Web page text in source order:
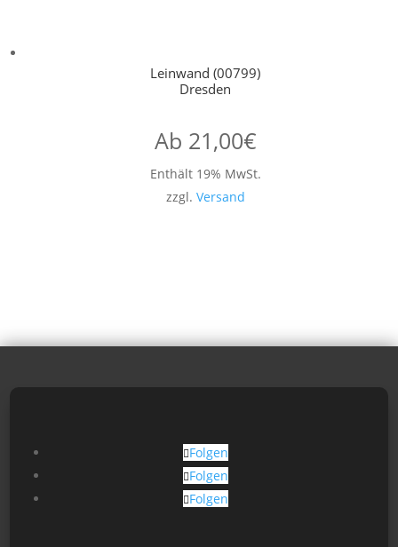
Leinwand (00799)
Dresden
Ab 21,00€
Enthält 19% MwSt.
zzgl. Versand
Folgen
Folgen
Folgen